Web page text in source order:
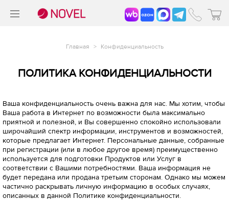
Главная > Конфиденциальность
ПОЛИТИКА КОНФИДЕНЦИАЛЬНОСТИ
Ваша конфиденциальность очень важна для нас. Мы хотим, чтобы
Ваша работа в Интернет по возможности была максимально
приятной и полезной, и Вы совершенно спокойно использовали
широчайший спектр информации, инструментов и возможностей,
которые предлагает Интернет. Персональные данные, собранные
при регистрации (или в любое другое время) преимущественно
используется для подготовки Продуктов или Услуг в
соответствии с Вашими потребностями. Ваша информация не
будет передана или продана третьим сторонам. Однако мы можем
частично раскрывать личную информацию в особых случаях,
описанных в данной Политике конфиденциальности.